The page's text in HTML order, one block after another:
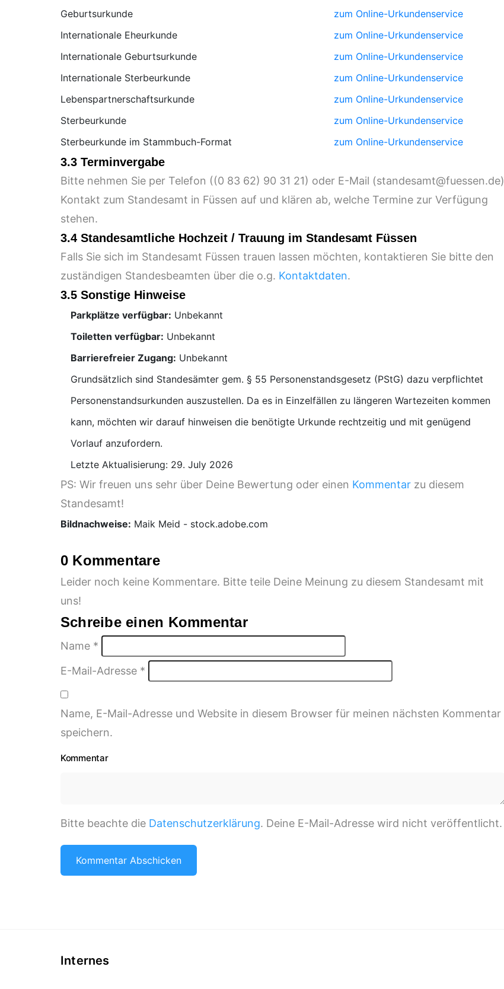
Geburtsurkunde
zum Online-Urkundenservice
Internationale Eheurkunde
zum Online-Urkundenservice
Internationale Geburtsurkunde
zum Online-Urkundenservice
Internationale Sterbeurkunde
zum Online-Urkundenservice
Lebenspartnerschaftsurkunde
zum Online-Urkundenservice
Sterbeurkunde
zum Online-Urkundenservice
Sterbeurkunde im Stammbuch-Format
zum Online-Urkundenservice
3.3 Terminvergabe
Bitte nehmen Sie per Telefon ( ) oder E-Mail (
)
Kontakt zum Standesamt in Füssen auf und klären ab, welche Termine zur Verfügung
stehen.
3.4 Standesamtliche Hochzeit / Trauung im Standesamt Füssen
Falls Sie sich im Standesamt Füssen trauen lassen möchten, kontaktieren Sie bitte den
zuständigen Standesbeamten über die o.g. Kontaktdaten.
3.5 Sonstige Hinweise
Parkplätze verfügbar: Unbekannt
Toiletten verfügbar: Unbekannt
Barrierefreier Zugang: Unbekannt
Grundsätzlich sind Standesämter gem. § 55 Personenstandsgesetz (PStG) dazu verpflichtet
Personenstandsurkunden auszustellen. Da es in Einzelfällen zu längeren Wartezeiten kommen
kann, möchten wir darauf hinweisen die benötigte Urkunde rechtzeitig und mit genügend
Vorlauf anzufordern.
Letzte Aktualisierung: 29. July 2026
PS: Wir freuen uns sehr über Deine Bewertung oder einen Kommentar zu diesem
Standesamt!
Bildnachweise: Maik Meid - stock.adobe.com
0 Kommentare
Leider noch keine Kommentare. Bitte teile Deine Meinung zu diesem Standesamt mit
uns!
Schreibe einen Kommentar
Name *
E-Mail-Adresse *
Name, E-Mail-Adresse und Website in diesem Browser für meinen nächsten Kommentar
speichern.
Kommentar
Bitte beachte die Datenschutzerklärung. Deine E-Mail-Adresse wird nicht veröffentlicht.
Internes